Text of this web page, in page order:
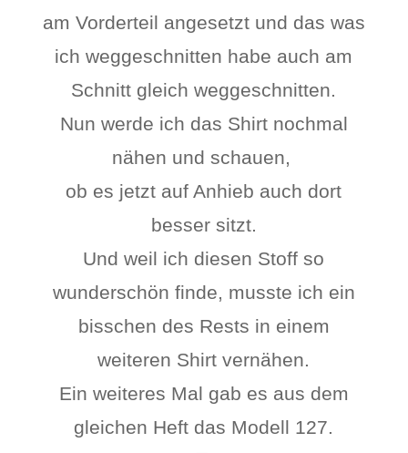
am Vorderteil angesetzt und das was
ich weggeschnitten habe auch am
Schnitt gleich weggeschnitten.
Nun werde ich das Shirt nochmal
nähen und schauen,
ob es jetzt auf Anhieb auch dort
besser sitzt.
Und weil ich diesen Stoff so
wunderschön finde, musste ich ein
bisschen des Rests in einem
weiteren Shirt vernähen.
Ein weiteres Mal gab es aus dem
gleichen Heft das Modell 127.